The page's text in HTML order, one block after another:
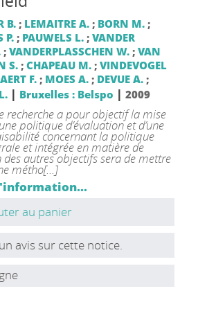
B.; LEMAITRE A.; BORN M.;
P.; PAUWELS L.; VANDER
; VANDERPLASSCHEN W.; VAN
S.; CHAPEAU M.; VINDEVOGEL
F.; MOES A.; DEVUE A.;
| Bruxelles : Belspo | 2009
recherche a pour objectif la mise
politique d’évaluation et d’une
concernant la politique
et intégrée en matière de
des autres objectifs sera de mettre
métho[...]
au panier
avis sur cette notice.